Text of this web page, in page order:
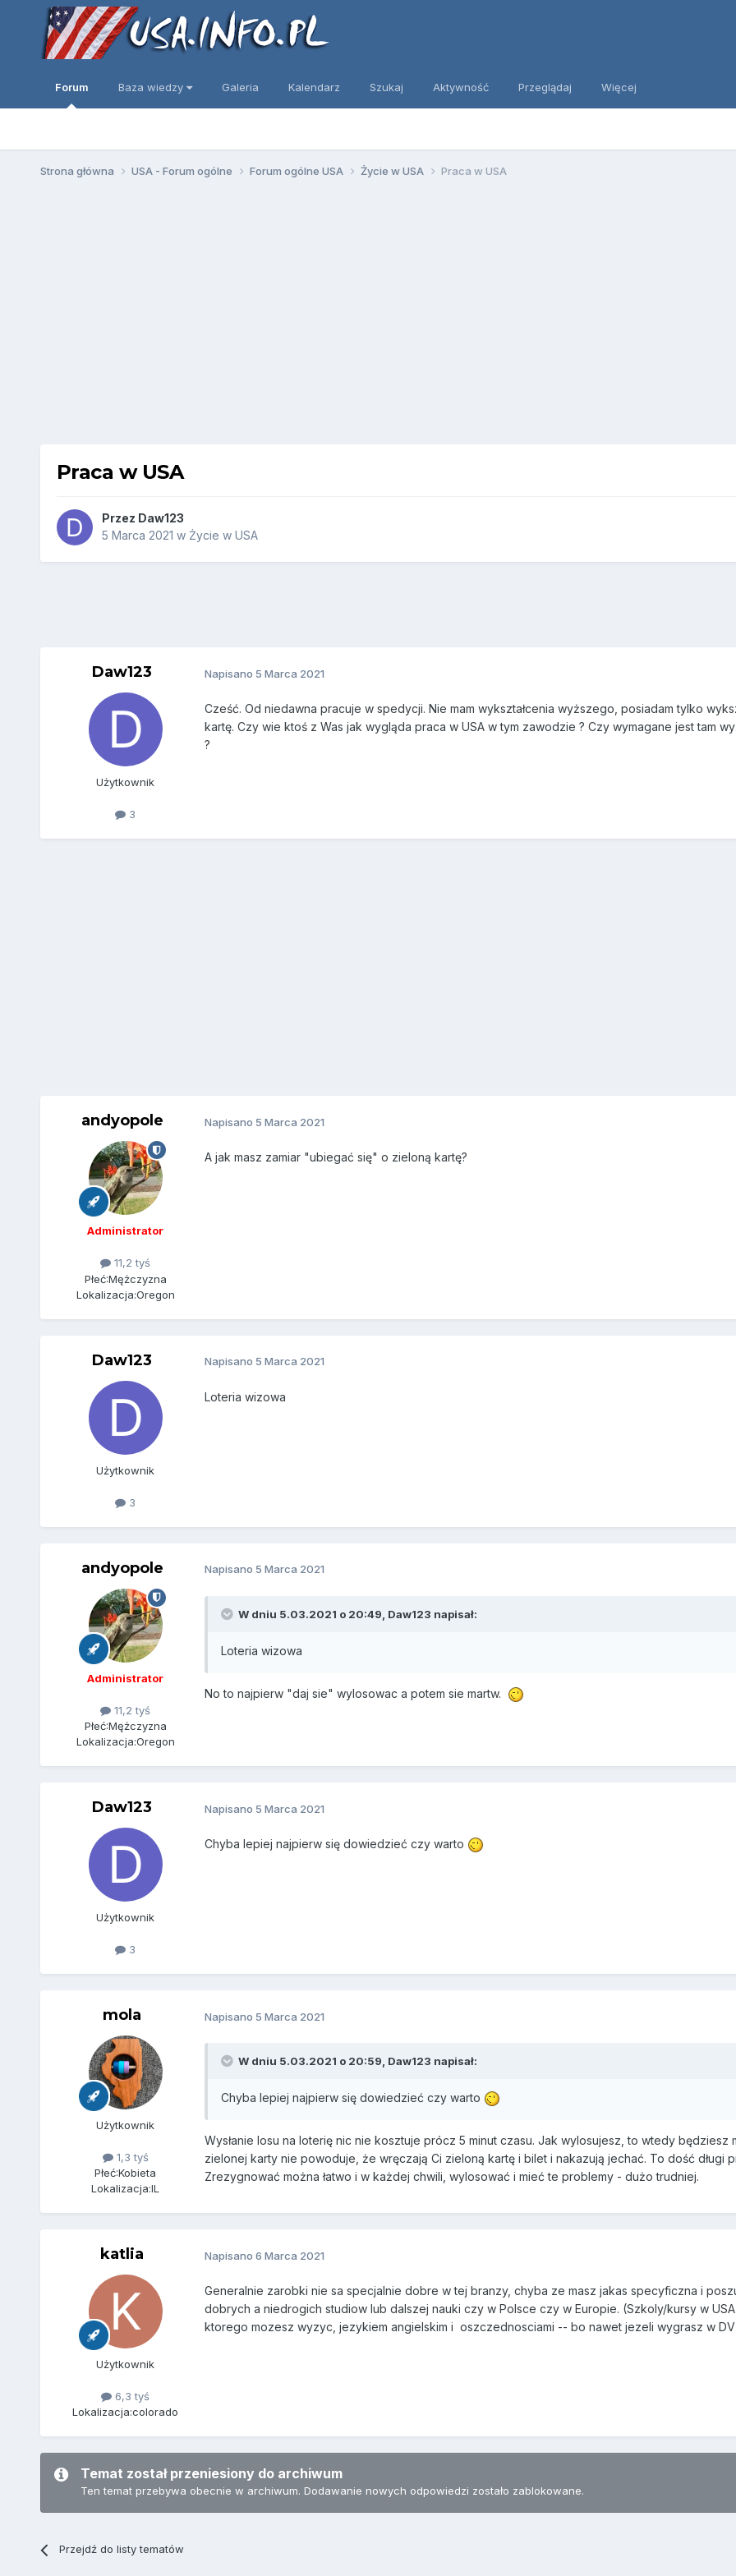
Forum Baza wiedzy Galeria Kalendarz Szukaj Aktywność Przeglądaj Więcej
Strona główna USA - Forum ogólne Forum ogólne USA Życie w USA Praca w USA
Praca w USA
Przez Daw123
5 Marca 2021 w Życie w USA
Daw123
Użytkownik
3
Napisano 5 Marca 2021
Cześć. Od niedawna pracuje w spedycji. Nie mam wykształcenia wyższego, posiadam tylko
kartę. Czy wie ktoś z Was jak wygląda praca w USA w tym zawodzie ? Czy wymagane jest tam
?
andyopole
Administrator
11,2 tyś
Płeć:Mężczyzna
Lokalizacja:Oregon
Napisano 5 Marca 2021
A jak masz zamiar "ubiegać się" o zieloną kartę?
Daw123
Użytkownik
3
Napisano 5 Marca 2021
Loteria wizowa
andyopole
Administrator
11,2 tyś
Płeć:Mężczyzna
Lokalizacja:Oregon
Napisano 5 Marca 2021
W dniu 5.03.2021 o 20:49, Daw123 napisał:
Loteria wizowa
No to najpierw "daj sie" wylosowac a potem sie martw.
Daw123
Użytkownik
3
Napisano 5 Marca 2021
Chyba lepiej najpierw się dowiedzieć czy warto
mola
Użytkownik
1,3 tyś
Płeć:Kobieta
Lokalizacja:IL
Napisano 5 Marca 2021
W dniu 5.03.2021 o 20:59, Daw123 napisał:
Chyba lepiej najpierw się dowiedzieć czy warto
Wysłanie losu na loterię nic nie kosztuje prócz 5 minut czasu. Jak wylosujesz, to wtedy
zielonej karty nie powoduje, że wręczają Ci zieloną kartę i bilet i nakazują jechać. To dość
Zrezygnować można łatwo i w każdej chwili, wylosować i mieć te problemy - dużo trudniej.
katlia
Użytkownik
6,3 tyś
Lokalizacja:colorado
Napisano 6 Marca 2021
Generalnie zarobki nie sa specjalnie dobre w tej branzy, chyba ze masz jakas specyficzna i
dobrych a niedrogich studiow lub dalszej nauki czy w Polsce czy w Europie. (Szkoly/kursy w
ktorego mozesz wyzyc, jezykiem angielskim i oszczednosciami -- bo nawet jezeli wygrasz w
Temat został przeniesiony do archiwum
Ten temat przebywa obecnie w archiwum. Dodawanie nowych odpowiedzi zostało zablokowane.
Przejdź do listy tematów